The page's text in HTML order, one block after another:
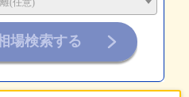
(任意)